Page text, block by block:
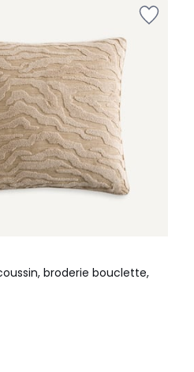
broderie bouclette,